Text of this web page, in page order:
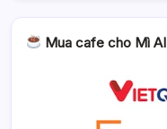
Mua cafe cho Mì AI